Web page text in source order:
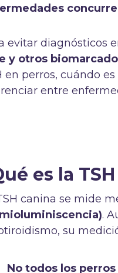
evitar diagnósticos
y otros
en perros, cuándo
entre
es la
canina se mide
.
su
No todos los